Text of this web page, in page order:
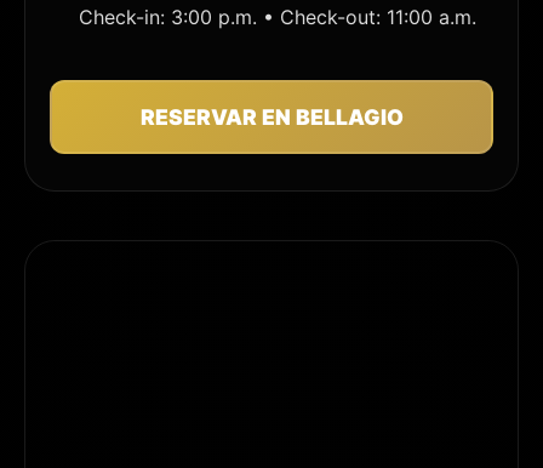
Check-in: 3:00 p.m. • Check-out: 11:00 a.m.
RESERVAR EN BELLAGIO